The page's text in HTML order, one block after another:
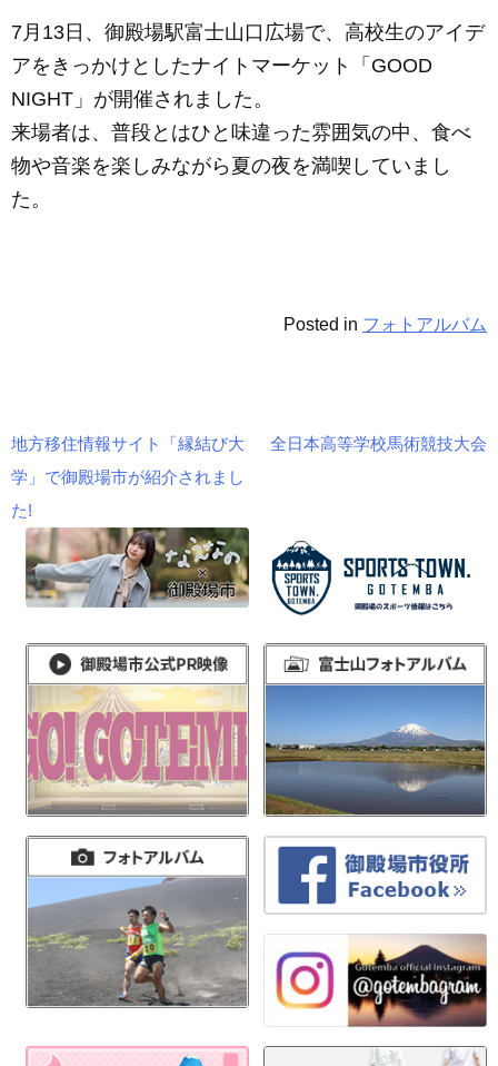
7月13日、御殿場駅富士山口広場で、高校生のアイデ
アをきっかけとしたナイトマーケット「GOOD
NIGHT」が開催されました。
来場者は、普段とはひと味違った雰囲気の中、食べ
物や音楽を楽しみながら夏の夜を満喫していまし
た。
Posted in フォトアルバム
投
稿
ナ
ビ
シ
ョ
ン
地方移住情報サイト「縁結び大
学」で御殿場市が紹介されまし
た!
全日本高等学校馬術競技大会